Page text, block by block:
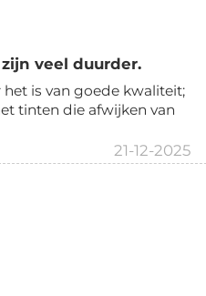
veel duurder.
is van goede kwaliteit;
tinten die afwijken van
21-12-2025